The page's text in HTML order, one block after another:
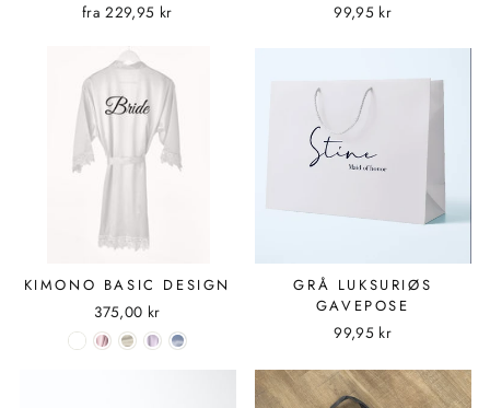
fra229,95 kr 99,95 kr
KIMONO BASIC DESIGN
375,00 kr
GRÅ LUKSURIØS
GAVEPOSE
99,95 kr